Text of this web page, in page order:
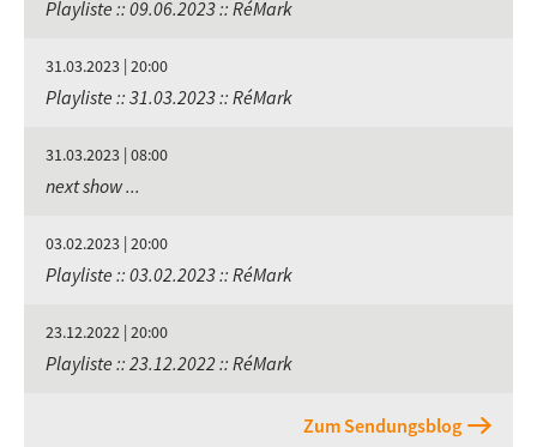
Playliste :: 09.06.2023 :: RéMark
31.03.2023 | 20:00
Playliste :: 31.03.2023 :: RéMark
31.03.2023 | 08:00
next show ...
03.02.2023 | 20:00
Playliste :: 03.02.2023 :: RéMark
23.12.2022 | 20:00
Playliste :: 23.12.2022 :: RéMark
Zum Sendungsblog